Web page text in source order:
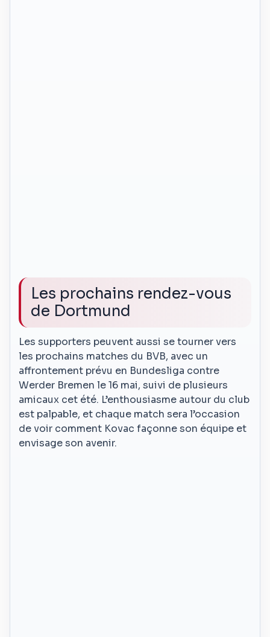
Les prochains rendez-vous
de Dortmund
Les supporters peuvent aussi se tourner vers
les prochains matches du BVB, avec un
affrontement prévu en Bundesliga contre
Werder Bremen le 16 mai, suivi de plusieurs
amicaux cet été. L’enthousiasme autour du club
est palpable, et chaque match sera l’occasion
de voir comment Kovac façonne son équipe et
envisage son avenir.